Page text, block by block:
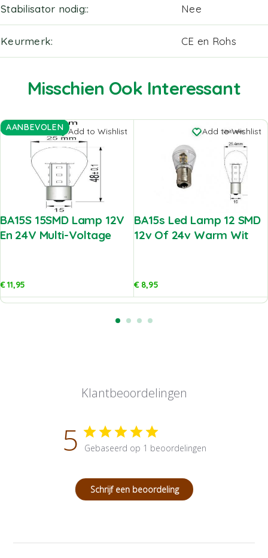
Stabilisator nodig: Nee
Keurmerk CE en Rohs
Misschien Ook Interessant
AANBEVOLEN Add to Wishlist
BA15S 15SMD Lamp 12V
En 24V Multi-Voltage
€11,95
Add to Wishlist
BA15s Led Lamp 12 SMD
12v Of 24v Warm Wit
€8,95
Klantbeoordelingen
5 Gebaseerd op 1 beoordelingen
Schrijf een beoordeling